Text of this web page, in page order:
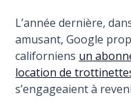
L’année dernière,
amusant, Google
californiens un
location de
s’engageaient à